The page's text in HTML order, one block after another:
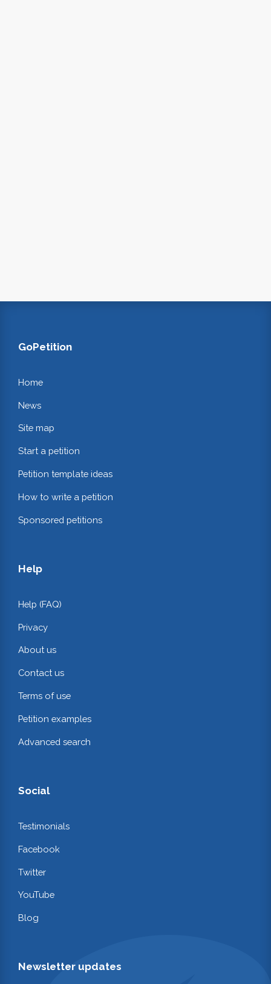
GoPetition
Home
News
Site map
Start a petition
Petition template ideas
How to write a petition
Sponsored petitions
Help
Help (FAQ)
Privacy
About us
Contact us
Terms of use
Petition examples
Advanced search
Social
Testimonials
Facebook
Twitter
YouTube
Blog
Newsletter updates